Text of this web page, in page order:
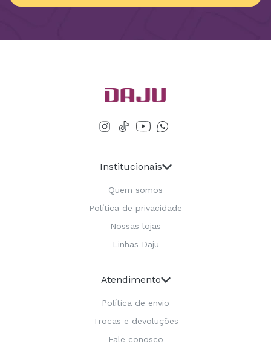
Institucionais
Quem somos
Política de privacidade
Nossas lojas
Linhas Daju
Atendimento
Política de envio
Trocas e devoluções
Fale conosco